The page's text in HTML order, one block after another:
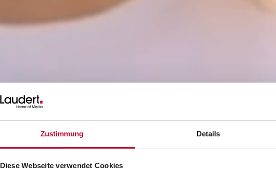
Zustimmung Details
Diese Webseite verwendet Cookies